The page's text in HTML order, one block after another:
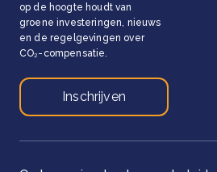
op de hoogte houdt van
groene investeringen, nieuws
en de regelgevingen over
CO₂-compensatie.
Inschrijven